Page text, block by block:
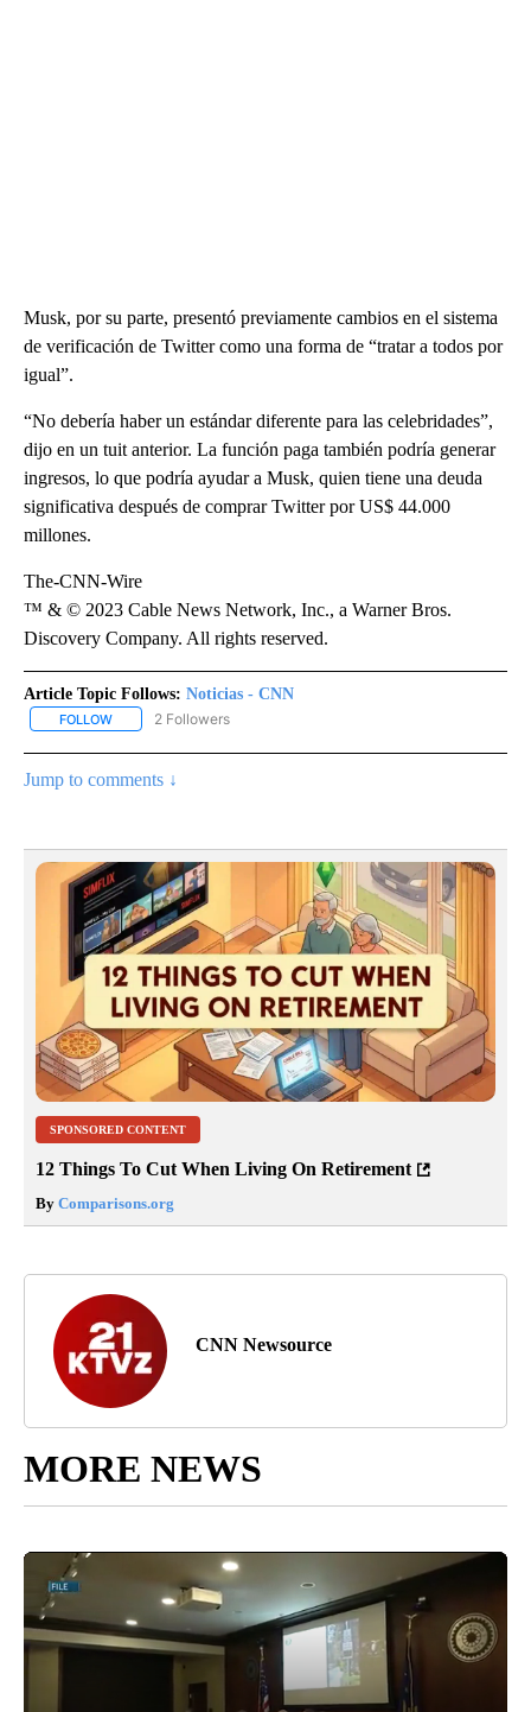
Musk, por su parte, presentó previamente cambios en el sistema
de verificación de Twitter como una forma de “tratar a todos por
igual”.
“No debería haber un estándar diferente para las celebridades”,
dijo en un tuit anterior. La función paga también podría generar
ingresos, lo que podría ayudar a Musk, quien tiene una deuda
significativa después de comprar Twitter por US$ 44.000
millones.
The-CNN-Wire
™ & © 2023 Cable News Network, Inc., a Warner Bros.
Discovery Company. All rights reserved.
Article Topic Follows: Noticias - CNN
FOLLOW FOLLOW "NOTICIAS - CNN" TO RECEIVE NOTIFICATIONS ABOUT
2 Followers
Jump to comments ↓
SPONSORED CONTENT
12 Things To Cut When Living On Retirement
By Comparisons.org
CNN Newsource
MORE NEWS